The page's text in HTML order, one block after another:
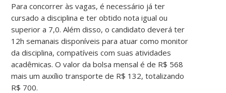
Para concorrer às vagas, é necessário já ter
cursado a disciplina e ter obtido nota igual ou
superior a 7,0. Além disso, o candidato deverá ter
12h semanais disponíveis para atuar como monitor
da disciplina, compatíveis com suas atividades
acadêmicas. O valor da bolsa mensal é de R$ 568
mais um auxílio transporte de R$ 132, totalizando
R$ 700.